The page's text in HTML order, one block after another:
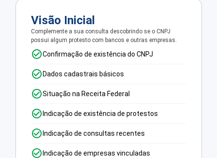
Visão Inicial
Complemente a sua consulta descobrindo se o CNPJ
possui algum protesto com bancos e outras empresas.
Confirmação de existência do CNPJ
Dados cadastrais básicos
Situação na Receita Federal
Indicação de existência de protestos
Indicação de consultas recentes
Indicação de empresas vinculadas